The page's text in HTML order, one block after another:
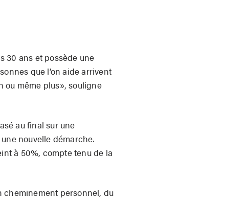
30 ans et possède une
que l’on aide arrivent
ou même plus», souligne
au final sur une
nouvelle démarche.
à 50%, compte tenu de la
cheminement personnel, du